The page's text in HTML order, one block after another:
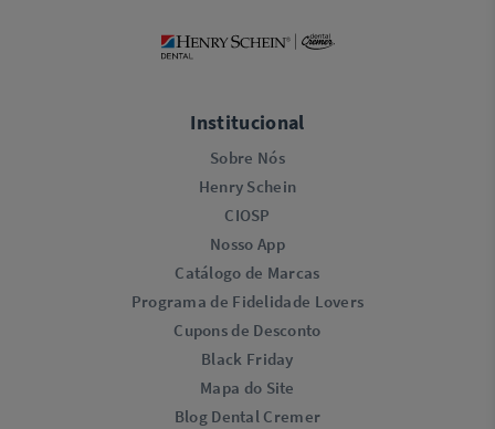
Institucional
Sobre Nós
Henry Schein
CIOSP
Nosso App
Catálogo de Marcas
Programa de Fidelidade Lovers​
Cupons de Desconto
Black Friday
Mapa do Site
Blog Dental Cremer